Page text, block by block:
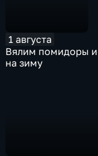
1 августа
Вялим помидоры
на зиму